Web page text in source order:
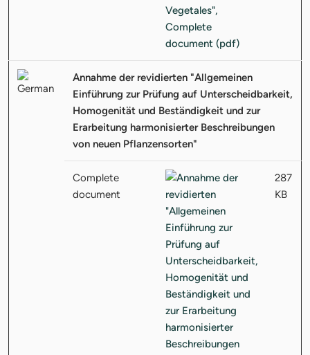
Annahme der revidierten "Allgemeinen
Einführung zur Prüfung auf Unterscheidbarkeit,
Homogenität und Beständigkeit und zur
Erarbeitung harmonisierter Beschreibungen
von neuen Pflanzensorten"
Complete
document
287
KB